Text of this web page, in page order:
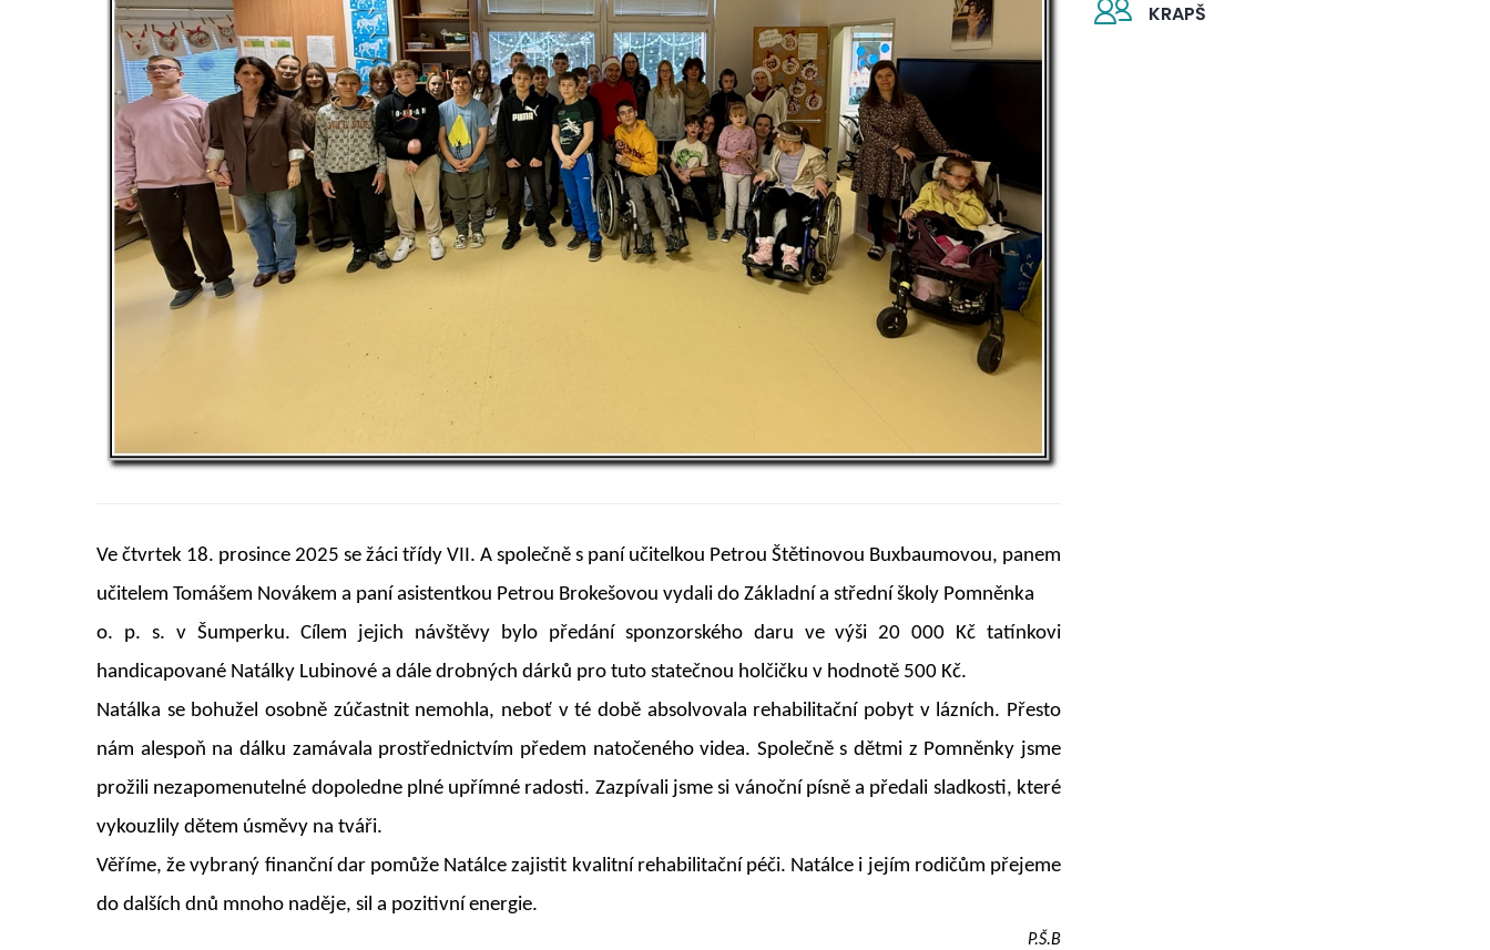
Ve čtvrtek 18. prosince 2025 se žáci třídy VII. A společně s paní učitelkou Petrou Štětinovou Buxbaumovou, panem
učitelem Tomášem Novákem a paní asistentkou Petrou Brokešovou vydali do Základní a střední školy Pomněnka
o. p. s. v Šumperku. Cílem jejich návštěvy bylo předání sponzorského daru ve výši 20 000 Kč tatínkovi
handicapované Natálky Lubinové a dále drobných dárků pro tuto statečnou holčičku v hodnotě 500 Kč.
Natálka se bohužel osobně zúčastnit nemohla, neboť v té době absolvovala rehabilitační pobyt v lázních. Přesto
nám alespoň na dálku zamávala prostřednictvím předem natočeného videa. Společně s dětmi z Pomněnky jsme
prožili nezapomenutelné dopoledne plné upřímné radosti. Zazpívali jsme si vánoční písně a předali sladkosti, které
vykouzlily dětem úsměvy na tváři.
Věříme, že vybraný finanční dar pomůže Natálce zajistit kvalitní rehabilitační péči. Natálce i jejím rodičům přejeme
do dalších dnů mnoho naděje, sil a pozitivní energie.
P.Š.B
KRAPŠ